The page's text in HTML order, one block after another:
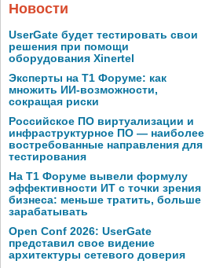
Новости
UserGate будет тестировать свои
решения при помощи
оборудования Xinertel
Эксперты на Т1 Форуме: как
множить ИИ-возможности,
сокращая риски
Российское ПО виртуализации и
инфраструктурное ПО — наиболее
востребованные направления для
тестирования
На Т1 Форуме вывели формулу
эффективности ИТ с точки зрения
бизнеса: меньше тратить, больше
зарабатывать
Open Conf 2026: UserGate
представил свое видение
архитектуры сетевого доверия